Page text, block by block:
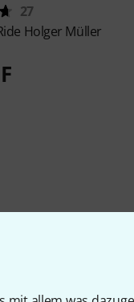
27
Holger Müller